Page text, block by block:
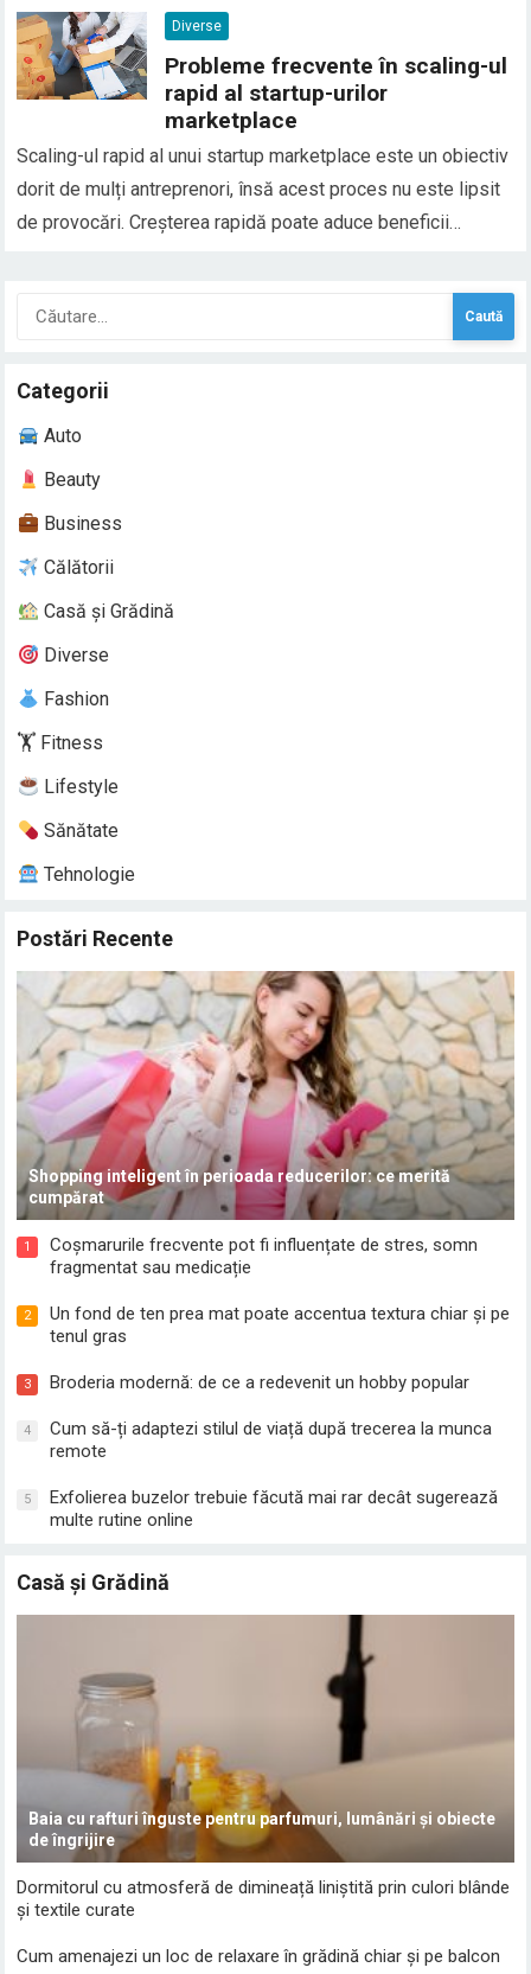
șerpii în vis sunt asociați cu transformarea, frica, trădarea
sau conflictele interioare, dar…
Diverse
Probleme frecvente în scaling-ul
rapid al startup-urilor
marketplace
Scaling-ul rapid al unui startup marketplace este un obiectiv
dorit de mulți antreprenori, însă acest proces nu este lipsit
de provocări. Creșterea rapidă poate aduce beneficii
venituri mai mari, dar și riscuri asociate cu complexitatea
gestionării unei afaceri care…
Caută
Categorii
Auto
Beauty
Business
Călătorii
Casă și Grădină
Diverse
Fashion
🏋️ Fitness
Lifestyle
Sănătate
Tehnologie
Postări Recente
Shopping inteligent în perioada reducerilor: ce merită
cumpărat
1
Coșmarurile frecvente pot fi influențate de stres, somn
fragmentat sau medicație
2
Un fond de ten prea mat poate accentua textura chiar și pe
tenul gras
3 Broderia modernă: de ce a redevenit un hobby popular
4
Cum să-ți adaptezi stilul de viață după trecerea la munca
remote
5
Exfolierea buzelor trebuie făcută mai rar decât sugerează
multe rutine online
Casă și Grădină
Baia cu rafturi înguste pentru parfumuri, lumânări și obiecte
de îngrijire
Dormitorul cu atmosferă de dimineață liniștită prin culori blânde
și textile curate
Cum amenajezi un loc de relaxare în grădină chiar și pe balcon